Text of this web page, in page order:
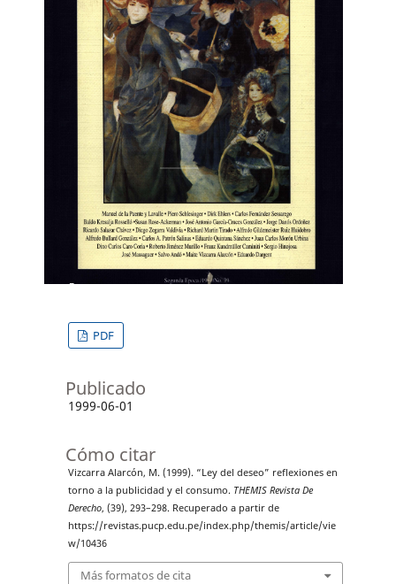
PDF
Publicado
1999-06-01
Cómo citar
Vizcarra Alarcón, M. (1999). “Ley del deseo” reflexiones en
torno a la publicidad y el consumo. THEMIS Revista De
Derecho, (39), 293–298. Recuperado a partir de
https://revistas.pucp.edu.pe/index.php/themis/article/vie
w/10436
Más formatos de cita